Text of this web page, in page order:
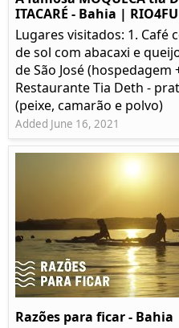
ITACARÉ - Bahia |
Lugares visitados: 1. Café
de sol com abacaxi e
de São José (hospedagem
Restaurante Tia Deth -
(peixe, camarão e polvo)
Added June 16, 2021
Razões para ficar - Bahia